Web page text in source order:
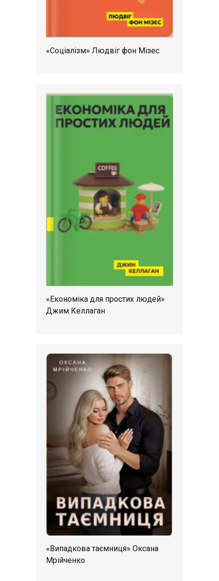
«Соціалізм» Людвіг фон Мізес
«Економіка для простих людей»
Джим Келлаган
«Випадкова таємниця» Оксана
Мрійченко